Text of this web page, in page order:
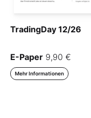
TradingDay 12/26
E-Paper 9,90 €
Mehr Informationen